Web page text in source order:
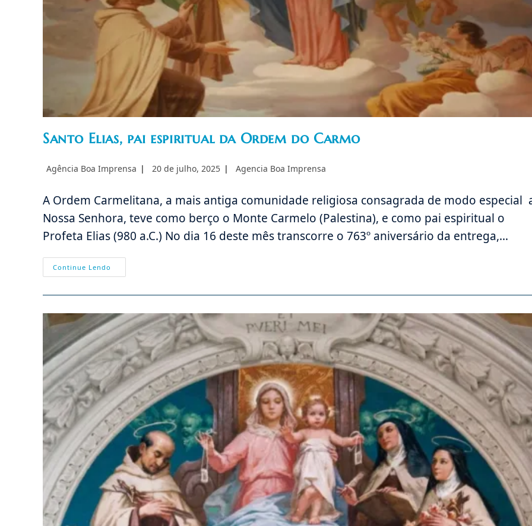
Santo Elias, pai espiritual da Ordem do Carmo
Autor
Agência Boa Imprensa
Post
20 de julho, 2025
Categoria
Agencia Boa Imprensa
A Ordem Carmelitana, a mais antiga comunidade religiosa consagrada de modo especial
Nossa Senhora, teve como berço o Monte Carmelo (Palestina), e como pai espiritual o
Profeta Elias (980 a.C.) No dia 16 deste mês transcorre o 763º aniversário da entrega,…
Continue Lendo
Elias,
Espiritual
Do
Carmo